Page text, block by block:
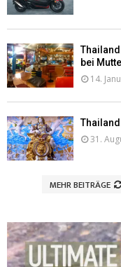
bei
14.
31.
MEHR BEITRÄGE